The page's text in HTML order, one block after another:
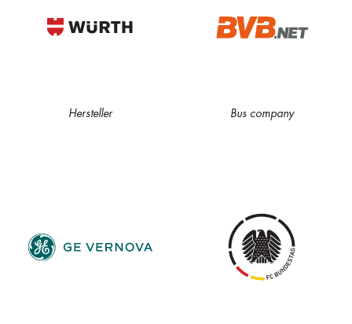
Hersteller Bus company